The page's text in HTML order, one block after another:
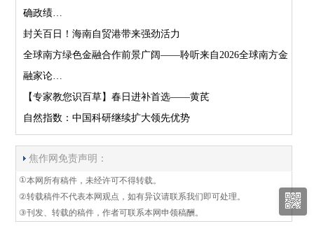
确政绩…
封关百日！海南自贸港带来强劲活力
全球南方绿色金融合作前景广阔——聆听来自2026全球南方金
融家论…
【专家教您识百草】春日进补首选——黄芪
自然指数：中国科研继续扩大领先优势
焦作网免责声明：
①本网所有稿件，未经许可不得转载。
②转载稿件不代表本网观点，如有异议请联系我们即可处理。
③刊发、转载的稿件，作者可联系本网申领稿酬。